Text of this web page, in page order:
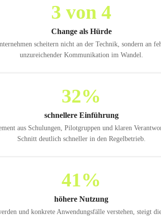
3 von 4
Change als Hürde
scheitern nicht an der Technik, sondern an
unzureichender Kommunikation im Wandel.
32%
schnellere Einführung
aus Schulungen, Pilotgruppen und klaren
Schnitt deutlich schneller in den Regelbetrieb.
41%
höhere Nutzung
und konkrete Anwendungsfälle verstehen, steigt